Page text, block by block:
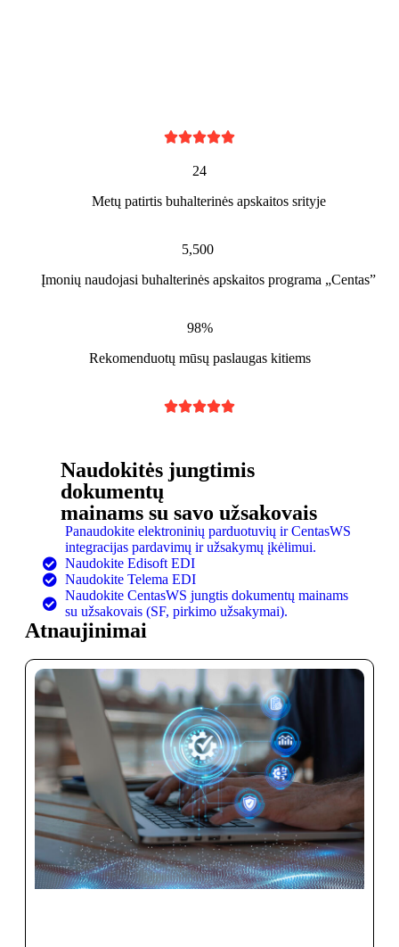

24
Metų patirtis buhalterinės apskaitos srityje
5,500
Įmonių naudojasi buhalterinės apskaitos programa „Centas”
98%
Rekomenduotų mūsų paslaugas kitiems

Naudokitės jungtimis
dokumentų
mainams su savo užsakovais
Panaudokite elektroninių parduotuvių ir CentasWS
integracijas pardavimų ir užsakymų įkėlimui.
Naudokite Edisoft EDI
Naudokite Telema EDI
Naudokite CentasWS jungtis dokumentų mainams
su užsakovais (SF, pirkimo užsakymai).
Atnaujinimai